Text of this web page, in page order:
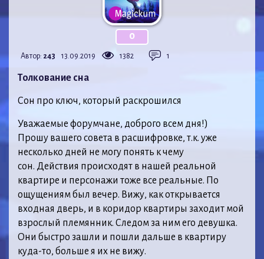
0
Автор: 243 13.09.2019 1382 1
Толкование сна
Сон про ключ, который раскрошился
Уважаемые форумчане, доброго всем дня!)
Прошу вашего совета в расшифровке, т.к. уже
несколько дней не могу понять к чему
сон. Действия происходят в нашей реальной
квартире и персонажи тоже все реальные. По
ощущениям был вечер. Вижу, как открывается
входная дверь, и в коридор квартиры заходит мой
взрослый племянник. Следом за ним его девушка.
Они быстро зашли и пошли дальше в квартиру
куда-то, больше я их не вижу.